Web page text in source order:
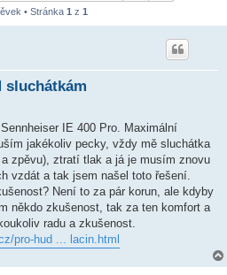
• Stránka 1 z 1
sluchátkám
IE 400 Pro. Maximální
jakékoliv pecky, vždy mě sluchátka
zpěvu), ztratí tlak a já je musím znovu
vzdát a tak jsem našel toto řešení.
Není to za pár korun, ale kdyby
někdo zkušenost, tak za ten komfort a
radu a zkušenost.
pro-hud ... lacin.html